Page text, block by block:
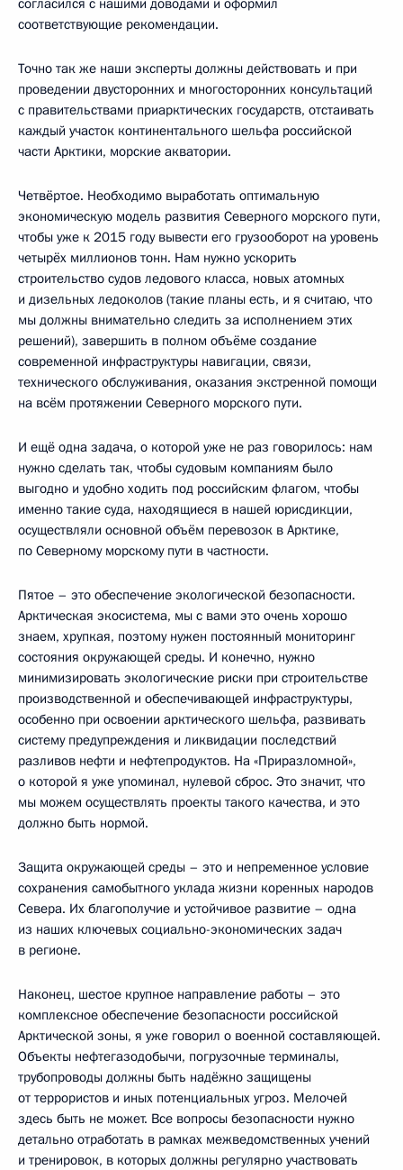
соответствующие рекомендации.
Точно так же наши эксперты должны действовать и при
проведении двусторонних и многосторонних консультаций
с правительствами приарктических государств, отстаивать
каждый участок континентального шельфа российской
части Арктики, морские акватории.
Четвёртое. Необходимо выработать оптимальную
экономическую модель развития Северного морского пути,
чтобы уже к 2015 году вывести его грузооборот на уровень
четырёх миллионов тонн. Нам нужно ускорить
строительство судов ледового класса, новых атомных
и дизельных ледоколов (такие планы есть, и я считаю, что
мы должны внимательно следить за исполнением этих
решений), завершить в полном объёме создание
современной инфраструктуры навигации, связи,
технического обслуживания, оказания экстренной помощи
на всём протяжении Северного морского пути.
И ещё одна задача, о которой уже не раз говорилось: нам
нужно сделать так, чтобы судовым компаниям было
выгодно и удобно ходить под российским флагом, чтобы
именно такие суда, находящиеся в нашей юрисдикции,
осуществляли основной объём перевозок в Арктике,
по Северному морскому пути в частности.
Пятое – это обеспечение экологической безопасности.
Арктическая экосистема, мы с вами это очень хорошо
знаем, хрупкая, поэтому нужен постоянный мониторинг
состояния окружающей среды. И конечно, нужно
минимизировать экологические риски при строительстве
производственной и обеспечивающей инфраструктуры,
особенно при освоении арктического шельфа, развивать
систему предупреждения и ликвидации последствий
разливов нефти и нефтепродуктов. На «Приразломной»,
о которой я уже упоминал, нулевой сброс. Это значит, что
мы можем осуществлять проекты такого качества, и это
должно быть нормой.
Защита окружающей среды – это и непременное условие
сохранения самобытного уклада жизни коренных народов
Севера. Их благополучие и устойчивое развитие – одна
из наших ключевых социально-экономических задач
в регионе.
Наконец, шестое крупное направление работы – это
комплексное обеспечение безопасности российской
Арктической зоны, я уже говорил о военной составляющей.
Объекты нефтегазодобычи, погрузочные терминалы,
трубопроводы должны быть надёжно защищены
от террористов и иных потенциальных угроз. Мелочей
здесь быть не может. Все вопросы безопасности нужно
детально отработать в рамках межведомственных учений
и тренировок, в которых должны регулярно участвовать